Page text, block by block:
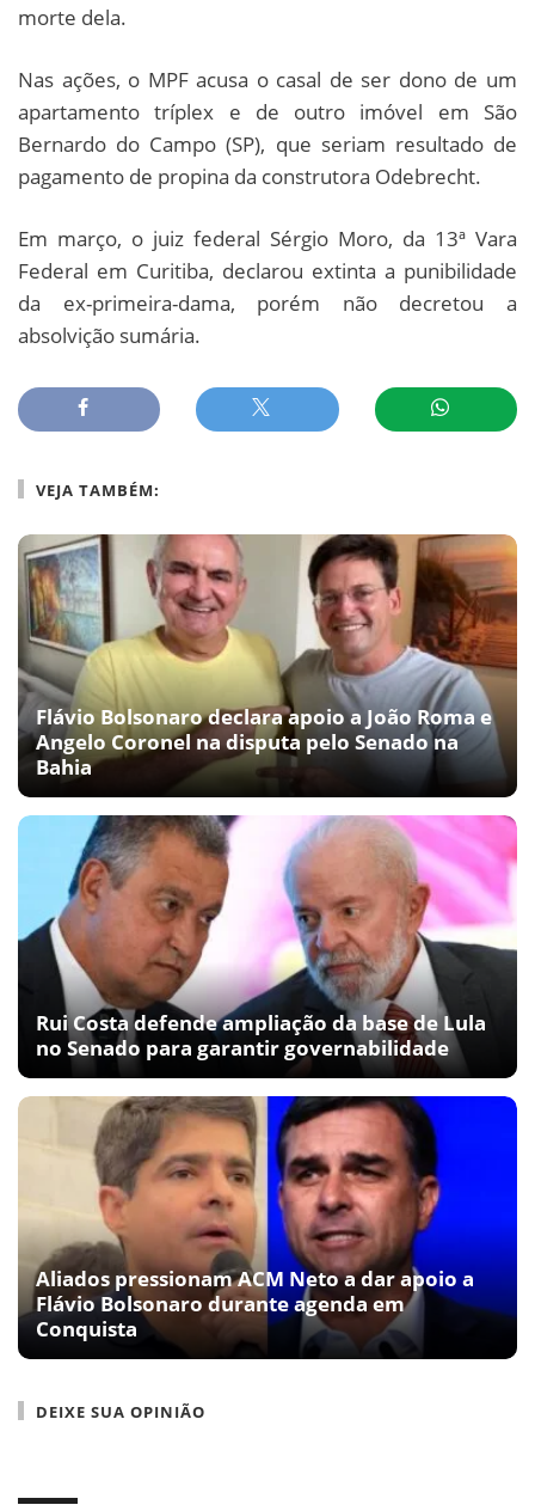
morte dela.
Nas ações, o MPF acusa o casal de ser dono de um
apartamento tríplex e de outro imóvel em São
Bernardo do Campo (SP), que seriam resultado de
pagamento de propina da construtora Odebrecht.
Em março, o juiz federal Sérgio Moro, da 13ª Vara
Federal em Curitiba, declarou extinta a punibilidade
da ex-primeira-dama, porém não decretou a
absolvição sumária.
VEJA TAMBÉM:
Flávio Bolsonaro declara apoio a João Roma e
Angelo Coronel na disputa pelo Senado na
Bahia
Rui Costa defende ampliação da base de Lula
no Senado para garantir governabilidade
Aliados pressionam ACM Neto a dar apoio a
Flávio Bolsonaro durante agenda em
Conquista
DEIXE SUA OPINIÃO